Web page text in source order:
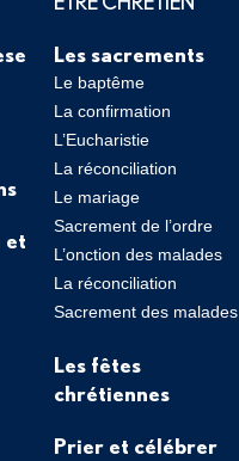
et
Les sacrements
Le baptême
La confirmation
L’Eucharistie
La réconciliation
Le mariage
Sacrement de l’ordre
L’onction des malades
La réconciliation
Sacrement des malades
Les fêtes
chrétiennes
Prier et célébrer